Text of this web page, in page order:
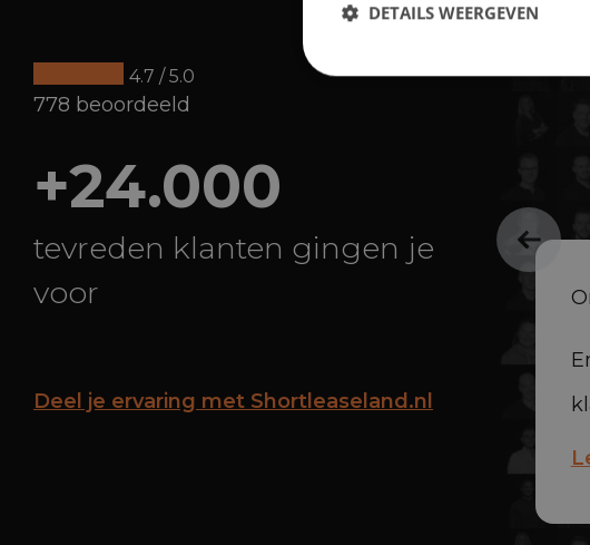
4.7 / 5.0
778 beoordeeld
+24.000
tevreden klanten gingen je
voor
Deel je ervaring met Shortleaseland.nl
DETAILS WEERGEVEN